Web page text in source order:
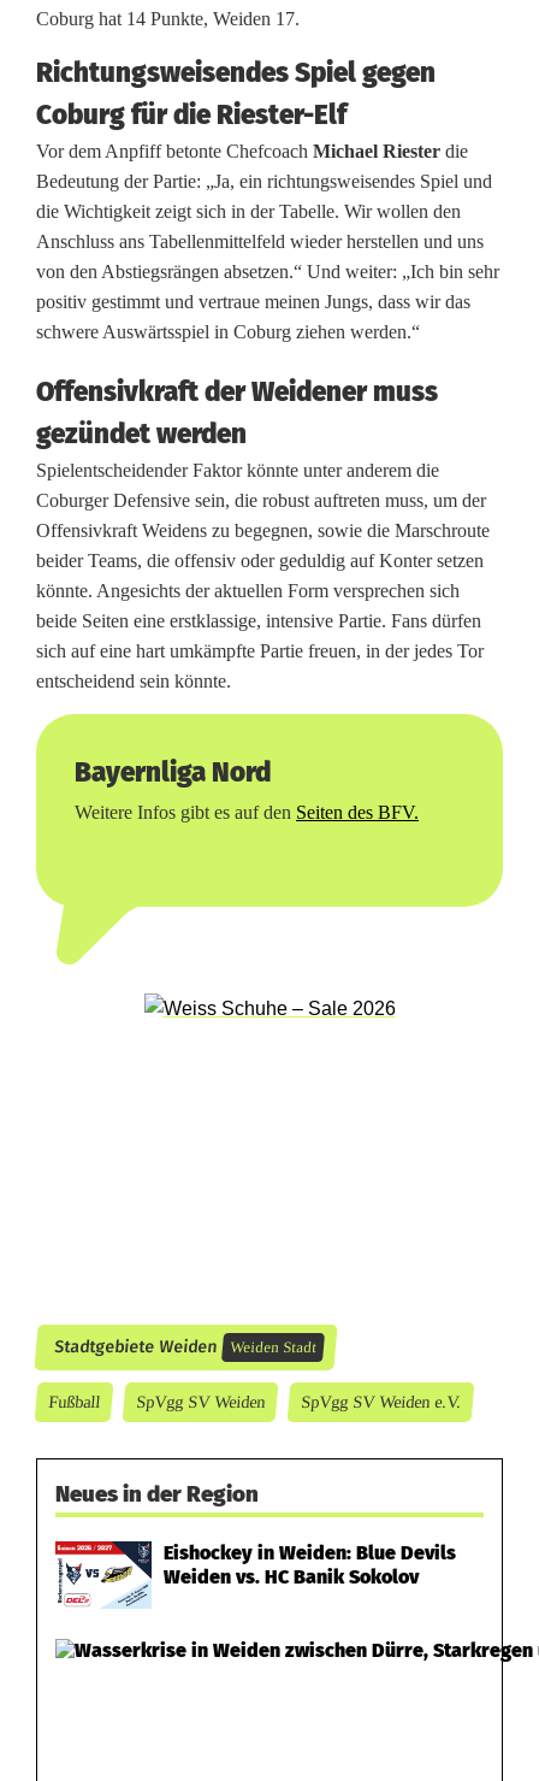
S
p
V
g
g
S
V
W
e
i
d
e
n
w
o
l
d
n
d
Coburg hat 14 Punkte, Weiden 17.
Richtungsweisendes Spiel gegen
Coburg für die Riester-Elf
Vor dem Anpfiff beton­te Chefcoach Michael Riester die
Bedeutung der Partie: „Ja, ein richtungsweisendes Spiel und
die Wichtigkeit zeigt sich in der Tabelle. Wir wollen den
Anschluss ans Tabellenmittelfeld wieder herstellen und uns
von den Abstiegsrängen absetzen.“ Und weiter: „Ich bin sehr
positiv gestimmt und vertraue meinen Jungs, dass wir das
schwere Auswärtsspiel in Coburg ziehen werden.“
Offensivkraft der Weidener muss
gezündet werden
Spielentscheidender Faktor könnte unter anderem die
Coburger Defensive sein, die robust auftreten muss, um der
Offensivkraft Weidens zu begegnen, sowie die Marschroute
beider Teams, die offensiv oder geduldig auf Konter setzen
könnte. Angesichts der aktuellen Form versprechen sich
beide Seiten eine erstklassige, intensive Partie. Fans dürfen
sich auf eine hart umkämpfte Partie freuen, in der jedes Tor
entscheidend sein könnte.
Bayernliga Nord
Weitere Infos gibt es auf den Seiten des BFV.
Stadtgebiete Weiden Weiden Stadt
Fußball SpVgg SV Weiden SpVgg SV Weiden e.V.
Neues in der Region
Eishockey in Weiden: Blue Devils
Weiden vs. HC Banik Sokolov